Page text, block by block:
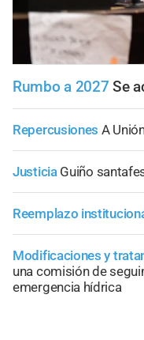
Rumbo a 2027 Se
Repercusiones A
Justicia Guiño
Reemplazo
Modificaciones y
una comisión de
emergencia hídrica